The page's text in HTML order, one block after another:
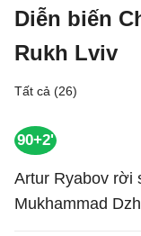
Diễn biến
Rukh Lviv
Tất cả (26)
90+2'
Artur Ryabov rời
Mukhammad